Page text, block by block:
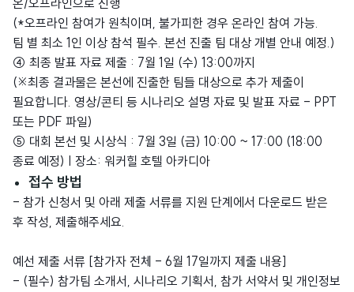
온/오프라인으로 진행
(*오프라인 참여가 원칙이며, 불가피한 경우 온라인 참여 가능.
팀 별 최소 1인 이상 참석 필수. 본선 진출 팀 대상 개별 안내 예정.)
④ 최종 발표 자료 제출 : 7월 1일 (수) 13:00까지
(※최종 결과물은 본선에 진출한 팀들 대상으로 추가 제출이
필요합니다. 영상/콘티 등 시나리오 설명 자료 및 발표 자료 - PPT
또는 PDF 파일)
⑤ 대회 본선 및 시상식 : 7월 3일 (금) 10:00 ~ 17:00 (18:00
종료 예정) | 장소: 워커힐 호텔 아카디아
접수 방법
- 참가 신청서 및 아래 제출 서류를 지원 단계에서 다운로드 받은
후 작성, 제출해주세요.
예선 제출 서류 [참가자 전체 - 6월 17일까지 제출 내용]
- (필수) 참가팀 소개서, 시나리오 기획서, 참가 서약서 및 개인정보